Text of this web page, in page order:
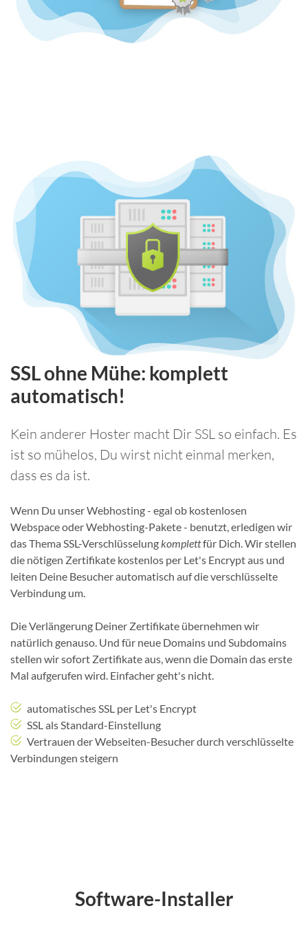
SSL ohne Mühe: komplett
automatisch!
Kein anderer Hoster macht Dir SSL so einfach. Es
ist so mühelos, Du wirst nicht einmal merken,
dass es da ist.
Wenn Du unser Webhosting - egal ob kostenlosen
Webspace oder Webhosting-Pakete - benutzt, erledigen wir
das Thema SSL-Verschlüsselungkomplettfür Dich. Wir stellen
die nötigen Zertifikate kostenlos per Let's Encrypt aus und
leiten Deine Besucher automatisch auf die verschlüsselte
Verbindung um.
Die Verlängerung Deiner Zertifikate übernehmen wir
natürlich genauso. Und für neue Domains und Subdomains
stellen wir sofort Zertifikate aus, wenn die Domain das erste
Mal aufgerufen wird. Einfacher geht's nicht.
automatisches SSL per Let's Encrypt
SSL als Standard-Einstellung
Vertrauen der Webseiten-Besucher durch verschlüsselte
Verbindungen steigern
Software-Installer